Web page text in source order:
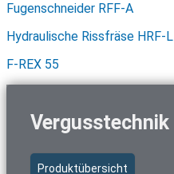
Fugenschneider RFF-A
Hydraulische Rissfräse HRF-L
F-REX 55
Vergusstechnik
Produktübersicht